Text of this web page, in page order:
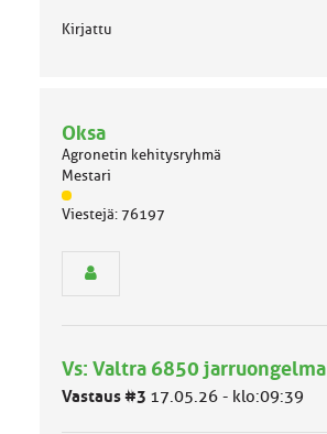
Kirjattu
Oksa
Agronetin kehitysryhmä
Mestari
J
ä
m
ä
Viestejä: 76197
Vs: Valtra 6850 jarruongelma
Vastaus #3 17.05.26 - klo:09:39